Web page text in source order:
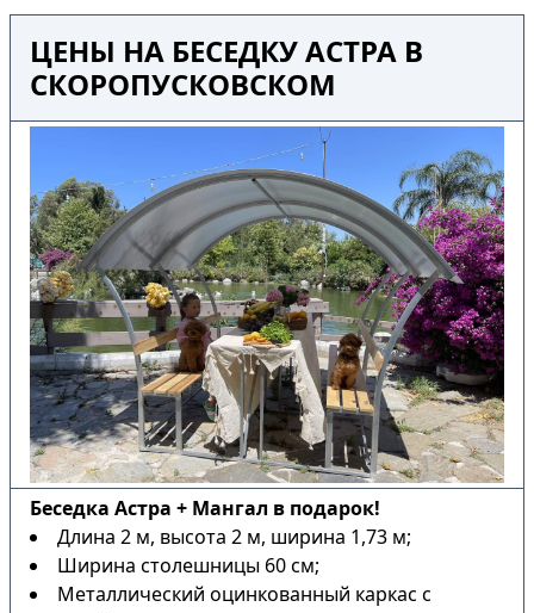
ЦЕНЫ НА БЕСЕДКУ АСТРА В
СКОРОПУСКОВСКОМ
Беседка Астра + Мангал в подарок!
Длина 2 м, высота 2 м, ширина 1,73 м;
Ширина столешницы 60 см;
Металлический оцинкованный каркас с